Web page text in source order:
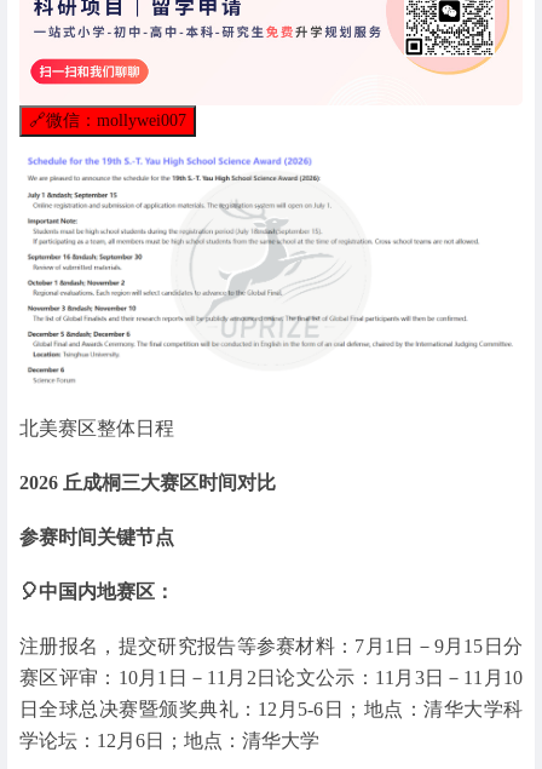
🔗微信：mollywei007
北美赛区整体日程
2026 丘成桐三大赛区时间对比
参赛时间关键节点
🎈中国内地赛区：
注册报名，提交研究报告等参赛材料：7月1日－9月15日分
赛区评审：10月1日－11月2日论文公示：11月3日－11月10
日全球总决赛暨颁奖典礼：12月5-6日；地点：清华大学科
学论坛：12月6日；地点：清华大学